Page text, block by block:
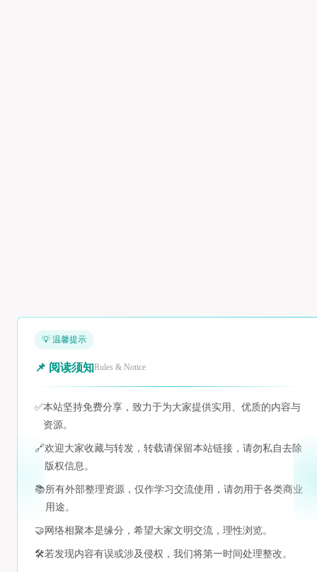
💡 温馨提示
📌 阅读须知Rules & Notice
✅本站坚持免费分享，致力于为大家提供实用、优质的内容与
资源。
🔗欢迎大家收藏与转发，转载请保留本站链接，请勿私自去除
版权信息。
📚所有外部整理资源，仅作学习交流使用，请勿用于各类商业
用途。
🤝 网络相聚本是缘分，希望大家文明交流，理性浏览。
🛠️若发现内容有误或涉及侵权，我们将第一时间处理整改。